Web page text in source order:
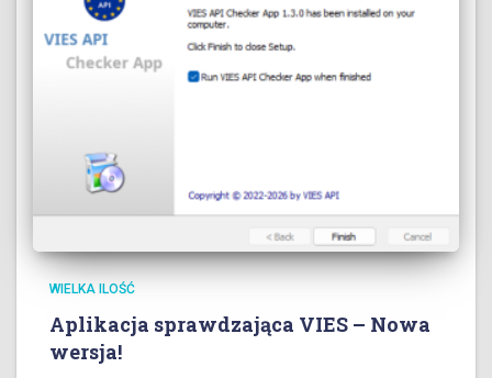
WIELKA ILOŚĆ
Aplikacja sprawdzająca VIES – Nowa
wersja!